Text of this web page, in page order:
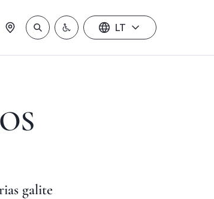
LT
galite